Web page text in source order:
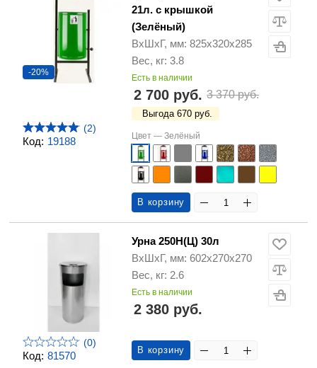
Код: 19188
-20%
(2)
21л. с крышкой
(Зелёный)
ВхШхГ, мм: 825х320х285
Вес, кг: 3.8
Есть в наличии
2 700 руб. 3 370 руб.
Выгода 670 руб.
Цвет — Зелёный
В корзину
Код: 81570
(0)
Урна 250Н(Ц) 30л
ВхШхГ, мм: 602х270х270
Вес, кг: 2.6
Есть в наличии
2 380 руб.
В корзину